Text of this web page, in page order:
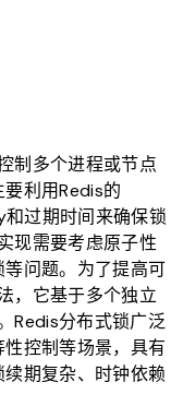
制多个进程或节点
利用Redis的
和过期时间来确保锁
现需要考虑原子性
问题。为了提高可
，它基于多个独立
Redis分布式锁广泛
控制等场景，具有
期复杂、时钟依赖